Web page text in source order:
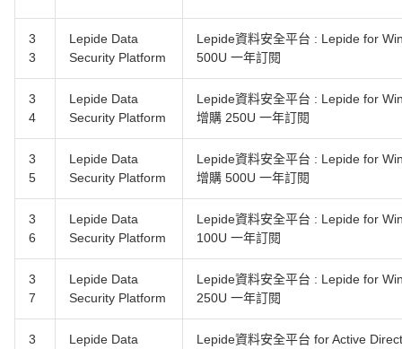
3
3
Lepide Data
Security Platform
Lepide資料安全平台 : Lepide for
500U 一年訂閱
3
4
Lepide Data
Security Platform
Lepide資料安全平台 : Lepide for
增購 250U 一年訂閱
3
5
Lepide Data
Security Platform
Lepide資料安全平台 : Lepide for
增購 500U 一年訂閱
3
6
Lepide Data
Security Platform
Lepide資料安全平台 : Lepide for
100U 一年訂閱
3
7
Lepide Data
Security Platform
Lepide資料安全平台 : Lepide for
250U 一年訂閱
3
Lepide Data
Lepide資料安全平台 for Active